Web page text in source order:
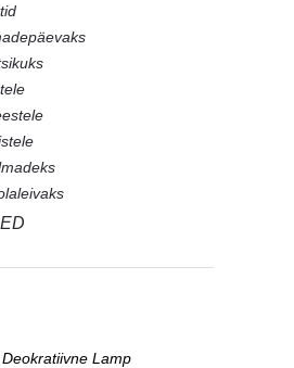
Deokratiivne Lamp